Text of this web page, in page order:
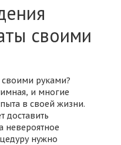
своими
своими руками?
и многие
в своей жизни.
доставить
невероятное
нужно